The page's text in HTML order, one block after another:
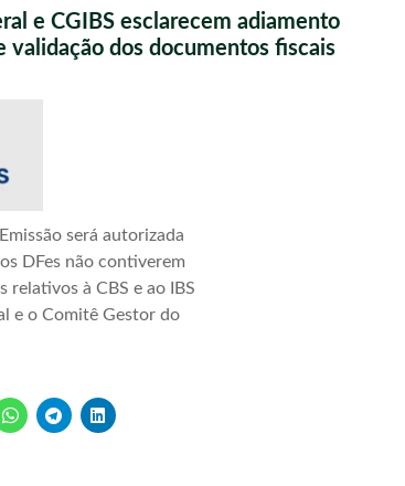
e CGIBS esclarecem adiamento
validação dos documentos fiscais
será autorizada
DFes não contiverem
relativos à CBS e ao IBS
e o Comitê Gestor do